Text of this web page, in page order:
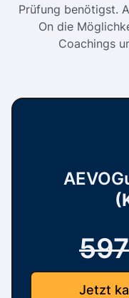
Prüfung benötigst.
On die
Coachings
Jetzt